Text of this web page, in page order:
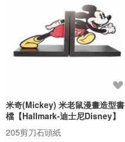
米奇(Mickey) 米老鼠漫畫造型書
檔【Hallmark-迪士尼Disney】
205剪刀石頭紙